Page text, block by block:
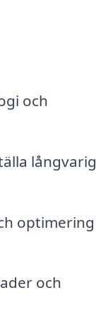
och
långvarig
optimering
och